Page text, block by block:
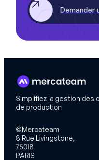
Demander
Simplifiez la gestion des
de production
©Mercateam
8 Rue Livingstone,
75018
PARIS